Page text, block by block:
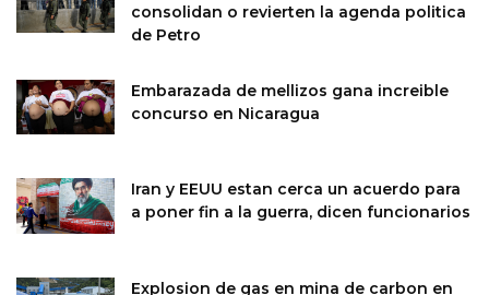
consolidan o revierten la agenda politica
de Petro
Embarazada de mellizos gana increible
concurso en Nicaragua
Iran y EEUU estan cerca un acuerdo para
a poner fin a la guerra, dicen funcionarios
Explosion de gas en mina de carbon en